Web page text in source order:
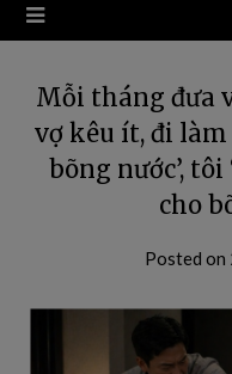
Mỗi tháng đưa
vợ kêu ít, đi làm
bõng nước’,
cho
Posted on